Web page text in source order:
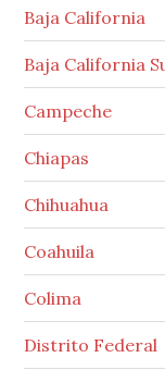
Baja California
Baja California
Campeche
Chiapas
Chihuahua
Coahuila
Colima
Distrito Federal